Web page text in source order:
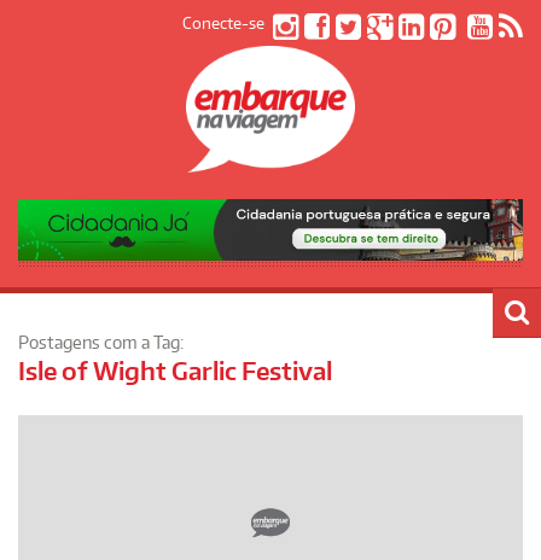
Conecte-se
Postagens com a Tag:
Isle of Wight Garlic Festival